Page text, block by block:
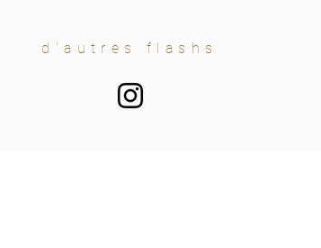
d'autres flashs